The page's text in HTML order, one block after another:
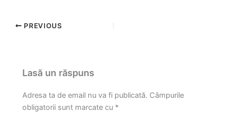
PREVIOUS
Lasă un răspuns
Adresa ta de email nu va fi publicată. Câmpurile
obligatorii sunt marcate cu *